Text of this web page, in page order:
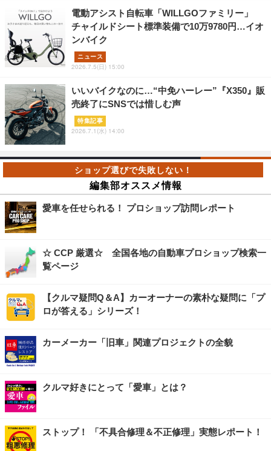
電動アシスト自転車「WILLGOファミリー」
チャイルドシート標準装備で10万9780円…イオ
ンバイク
ニュース
2026.7.5(日) 15:00
いいバイクなのに…“中免ハーレー”『X350』販
売終了にSNSでは惜しむ声
特集記事
2026.7.1(水) 14:00
編集部オススメ情報
愛車を任せられる！ プロショップ訪問レポート
☆ CCP 厳選☆ 全国各地の自動車プロショップ検索一
覧ページ
【クルマ疑問Q＆A】カーオーナーの素朴な疑問に「プ
ロが答える」シリーズ！
カーメーカー「旧車」関連プロジェクトの全貌
クルマ好きにとって「愛車」とは？
ストップ！ 「不具合修理＆不正修理」実態レポート！